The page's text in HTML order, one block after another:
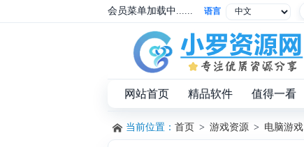
会员菜单加载中...... 语言
网站首页 精品软件 值得一看
当前位置： 首页 > 游戏资源 > 电脑游戏